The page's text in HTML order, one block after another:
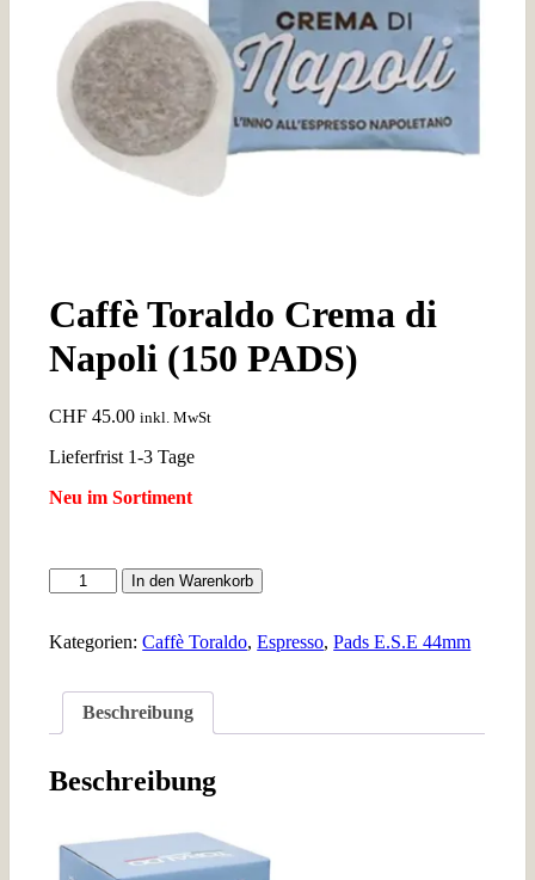
Caffè Toraldo Crema di
Napoli (150 PADS)
CHF 45.00 inkl. MwSt
Lieferfrist 1-3 Tage
Neu im Sortiment
Caffè
Toraldo
di
PADS)
Menge
In den Warenkorb
Kategorien:Caffè Toraldo,Espresso,Pads E.S.E 44mm
Beschreibung
Beschreibung